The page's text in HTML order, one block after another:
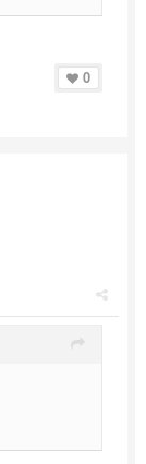
0